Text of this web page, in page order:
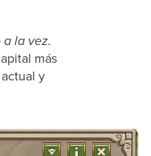
la vez.
más
y